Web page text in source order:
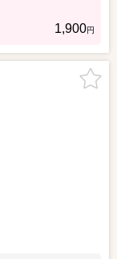
1,900円